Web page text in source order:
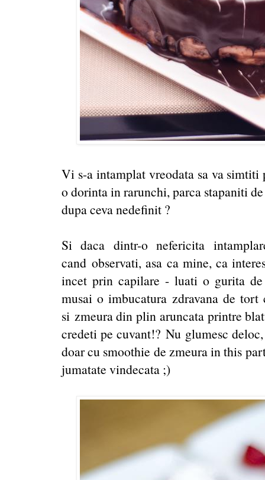
Vi s-a intamplat vreodata sa va
o dorinta in rarunchi, parca stapaniti
dupa ceva nedefinit ?
Si daca dintr-o nefericita
cand observati, asa ca mine, ca
incet prin capilare - luati o gurita
musai o imbucatura zdravana de
si zmeura din plin aruncata printre
credeti pe cuvant!? Nu glumesc
doar cu smoothie de zmeura in this
jumatate vindecata ;)